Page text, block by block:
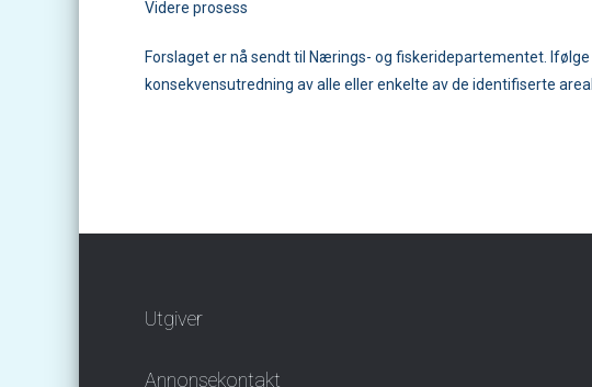
Videre prosess
Forslaget er nå sendt til Nærings- og fiskeridepartementet.
konsekvensutredning av alle eller enkelte av de identifiserte
Utgiver
Annonsekontakt